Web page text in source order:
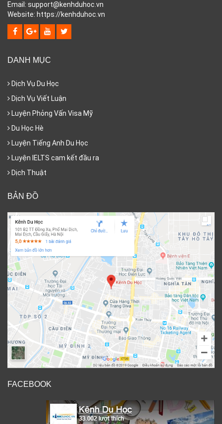
Email: support@kenhduhoc.vn
Website: https://kenhduhoc.vn
DANH MỤC
Dịch Vụ Du Học
Dịch Vụ Viết Luận
Luyện Phỏng Vấn Visa Mỹ
Du Học Hè
Luyện Tiếng Anh Du Học
Luyện IELTS cam kết đầu ra
Dịch Thuật
BẢN ĐỒ
FACEBOOK